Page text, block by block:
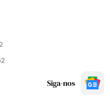
Siga-nos